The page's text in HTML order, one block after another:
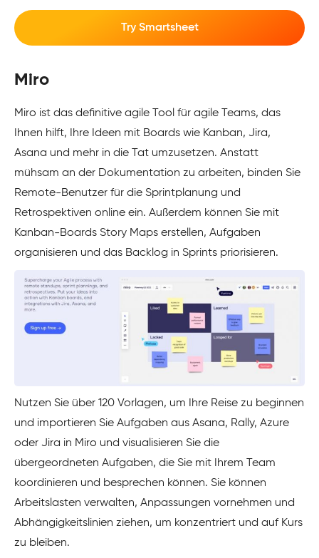
Try Smartsheet
Miro
Miro ist das definitive agile Tool für agile Teams, das
Ihnen hilft, Ihre Ideen mit Boards wie Kanban, Jira,
Asana und mehr in die Tat umzusetzen. Anstatt
mühsam an der Dokumentation zu arbeiten, binden Sie
Remote-Benutzer für die Sprintplanung und
Retrospektiven online ein. Außerdem können Sie mit
Kanban-Boards Story Maps erstellen, Aufgaben
organisieren und das Backlog in Sprints priorisieren.
Nutzen Sie über 120 Vorlagen, um Ihre Reise zu beginnen
und importieren Sie Aufgaben aus Asana, Rally, Azure
oder Jira in Miro und visualisieren Sie die
übergeordneten Aufgaben, die Sie mit Ihrem Team
koordinieren und besprechen können. Sie können
Arbeitslasten verwalten, Anpassungen vornehmen und
Abhängigkeitslinien ziehen, um konzentriert und auf Kurs
zu bleiben.